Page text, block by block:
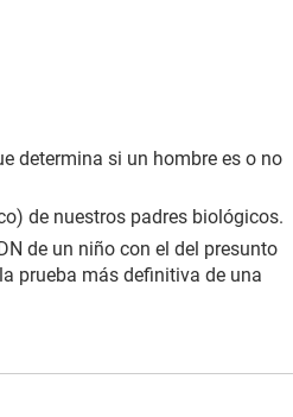
determina si un hombre es o no
de nuestros padres biológicos.
de un niño con el del presunto
prueba más definitiva de una